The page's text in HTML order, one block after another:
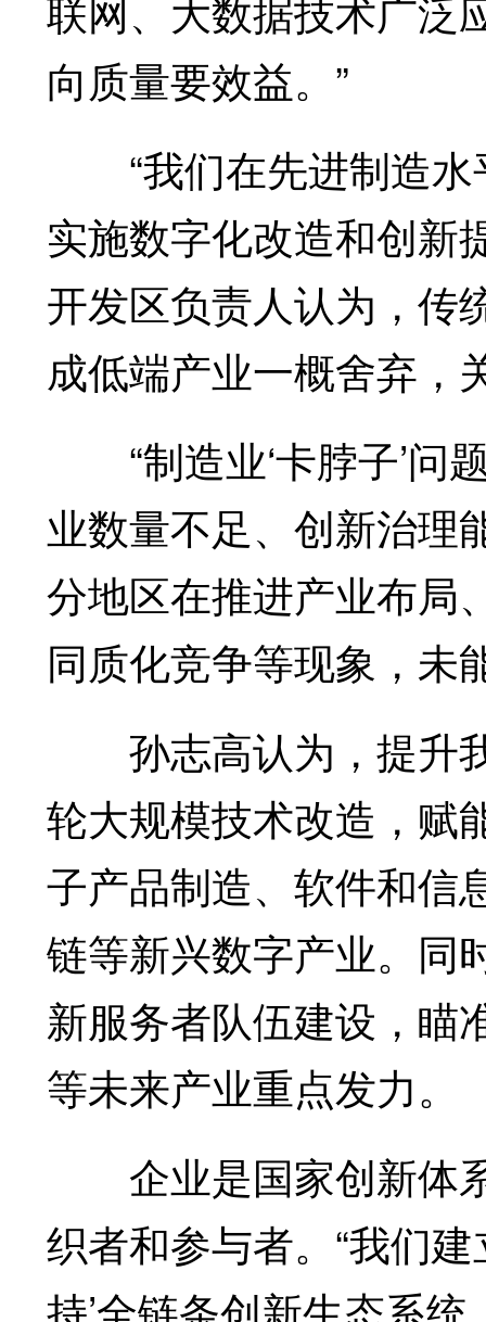
向质量要效益。”
“我们在先进制造水
实施数字化改造和创新
开发区负责人认为，传
成低端产业一概舍弃，
“制造业‘卡脖子’问
业数量不足、创新治理
分地区在推进产业布局
同质化竞争等现象，未
孙志高认为，提升
轮大规模技术改造，赋
子产品制造、软件和信
链等新兴数字产业。同
新服务者队伍建设，瞄
等未来产业重点发力。
企业是国家创新体
织者和参与者。“我们
持’全链条创新生态系